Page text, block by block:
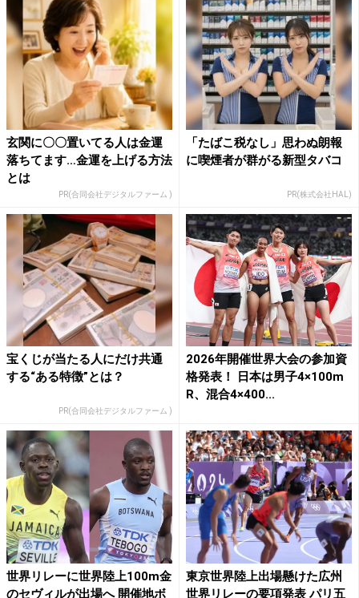
玄関に〇〇置いてる人は金運
落ちてます…金運を上げる方法
とは
PR(合同会社デジタルファーム )
「たばこ税なし」思わぬ朗報
に喫煙者が群がる新型タバコ
PR(株式会社HAL)
宝くじが当たる人にだけ共通
する“ある特徴”とは？
PR(合同会社デジタルファーム )
2026年開催世界大会の参加資
格発表！ 日本は男子4×100m
R、混合4×400...
世界リレーに世界陸上100m金
のセヴィルが出場へ 開催地ボ
東京世界陸上出場懸けた広州
世界リレーの要項発表 パリ五